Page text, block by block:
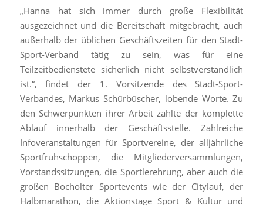
„Hanna hat sich immer durch große Flexibilität
ausgezeichnet und die Bereitschaft mitgebracht, auch
außerhalb der üblichen Geschäftszeiten für den Stadt-
Sport-Verband tätig zu sein, was für eine
Teilzeitbedienstete sicherlich nicht selbstverständlich
ist.“, findet der 1. Vorsitzende des Stadt-Sport-
Verbandes, Markus Schürbüscher, lobende Worte. Zu
den Schwerpunkten ihrer Arbeit zählte der komplette
Ablauf innerhalb der Geschäftsstelle. Zahlreiche
Infoveranstaltungen für Sportvereine, der alljährliche
Sportfrühschoppen, die Mitgliederversammlungen,
Vorstandssitzungen, die Sportlerehrung, aber auch die
großen Bocholter Sportevents wie der Citylauf, der
Halbmarathon, die Aktionstage Sport & Kultur und